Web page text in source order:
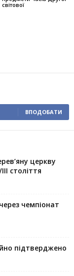
світової
ВПОДОБАТИ
церкву
століття
чемпіонат
підтверджено